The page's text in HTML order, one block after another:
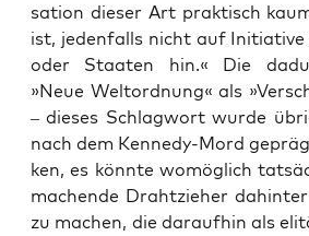
sa­ti­on die­ser Art prak­tisch
ist, jeden­falls nicht auf Initia­ti­ve
oder Staa­ten hin.« Die
»Neue Welt­ord­nung« als
– die­ses Schlag­wort wur­de
nach dem Ken­ne­dy-Mord
ken, es könn­te womög­lich
machen­de Draht­zie­her
zu machen, die dar­auf­hin als